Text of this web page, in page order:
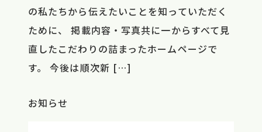
の私たちから伝えたいことを知っていただく
ために、 掲載内容・写真共に一からすべて見
直したこだわりの詰まったホームページで
す。 今後は順次新 […]
お知らせ